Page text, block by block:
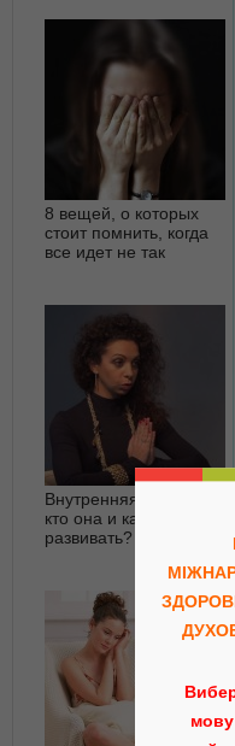
8 вещей, о которых
стоит помнить, когда
все идет не так
Внутренняя женщина:
кто она и как ее
развивать?
мову